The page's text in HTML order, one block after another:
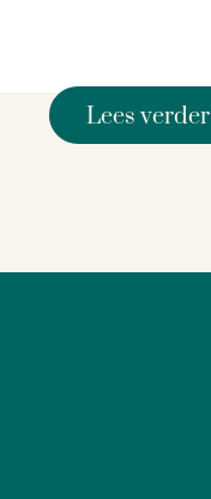
Lees verder